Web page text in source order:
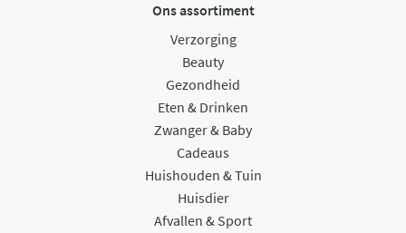
Ons assortiment
Verzorging
Beauty
Gezondheid
Eten & Drinken
Zwanger & Baby
Cadeaus
Huishouden & Tuin
Huisdier
Afvallen & Sport